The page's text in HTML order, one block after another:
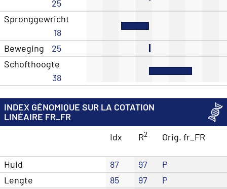
25
Spronggewricht
18
Beweging
25
Schofthoogte
38
INDEX GÉNOMIQUE SUR LA COTATION
LINÉAIRE FR_FR
Idx
R2 Orig. fr_FR
Huid 87 97
P
Lengte
85 97
P